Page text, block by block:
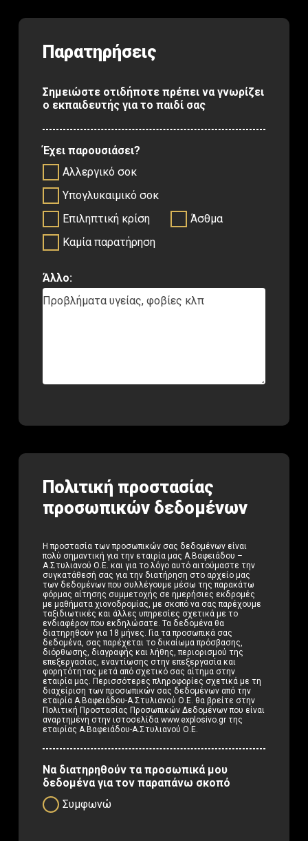
Παρατηρήσεις
Σημειώστε οτιδήποτε πρέπει να γνωρίζει
ο εκπαιδευτής για το παιδί σας
Έχει παρουσιάσει?
Αλλεργικό σοκ
Υπογλυκαιμικό σοκ
Επιληπτική κρίση
Άσθμα
Καμία παρατήρηση
Άλλο:
Προβλήματα υγείας, φοβίες κλπ
Πολιτική προστασίας
προσωπικών δεδομένων
Η προστασία των προσωπικών σας δεδομένων είναι
πολύ σημαντική για την εταιρία μας Α.Βαφειάδου –
Α.Στυλιανού Ο.Ε. και για το λόγο αυτό αιτούμαστε την
συγκατάθεσή σας για την διατήρηση στο αρχείο μας
των δεδομένων που συλλέγουμε μέσω της παρακάτω
φόρμας αίτησης συμμετοχής σε ημερήσιες εκδρομές
με μαθήματα χιονοδρομίας, με σκοπό να σας παρέχουμε
ταξιδιωτικές και άλλες υπηρεσίες σχετικά με το
ενδιαφέρον που εκδηλώσατε. Τα δεδομένα θα
διατηρηθούν για 18 μήνες. Για τα προσωπικά σας
δεδομένα, σας παρέχεται το δικαίωμα πρόσβασης,
διόρθωσης, διαγραφής και λήθης, περιορισμού της
επεξεργασίας, εναντίωσης στην επεξεργασία και
φορητότητας μετά από σχετικό σας αίτημα στην
εταιρία μας. Περισσότερες πληροφορίες σχετικά με τη
διαχείριση των προσωπικών σας δεδομένων από την
εταιρία Α.Βαφειάδου-Α.Στυλιανού Ο.Ε. θα βρείτε στην
Πολιτική Προστασίας Προσωπικών Δεδομένων που είναι
αναρτημένη στην ιστοσελίδα www.explosivo.gr της
εταιρίας Α.Βαφειάδου-Α.Στυλιανού Ο.Ε.
Να διατηρηθούν τα προσωπικά μου
δεδομένα για τον παραπάνω σκοπό
Συμφωνώ